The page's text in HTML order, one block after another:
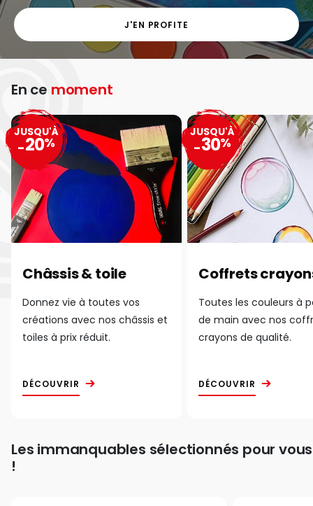
J'EN PROFITE
En ce moment
Châssis & toile
Donnez vie à toutes vos
créations avec nos châssis et
toiles à prix réduit.
DÉCOUVRIR
JUSQU'À
-20%
Coffrets
Toutes les couleurs à
de main avec nos
crayons de qualité.
DÉCOUVRIR
JUSQU'À
-30%
Les immanquables sélectionnés pour vous
!